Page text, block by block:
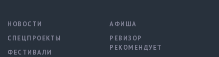
НОВОСТИ
СПЕЦПРОЕКТЫ
ФЕСТИВАЛИ
АФИША
РЕВИЗОР
РЕКОМЕНДУЕТ